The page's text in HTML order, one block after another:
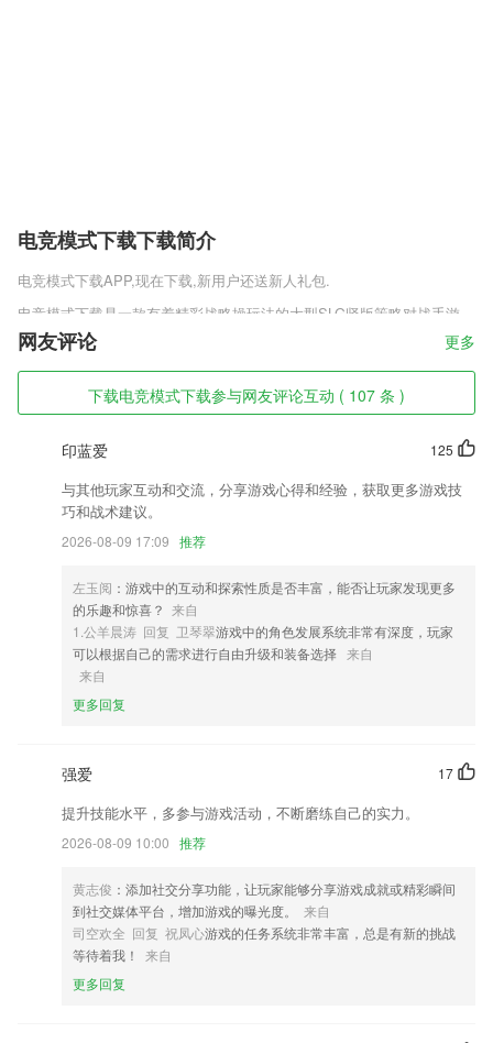
电竞模式下载下载简介
电竞模式下载APP,现在下载,新用户还送新人礼包.
电竞模式下载是一款有着精彩战略操玩法的大型SLG竖版策略对战手游，
在这里你的角色位置将会发生很大的改变，从一个平凡的普通人成为一名
超级厉害的大城皇帝，掌握万千官兵，还有来自于各个各个朝代的王侯将
相为你效力，通过你的全局操作让你的个人实力得到进化，提升你的掌控
4,适合初学者，中级，中级和中级以上水平；
5,出售价之间差距较大，商品利润比较丰厚；
6,【实用】肾病实用智能计算器：残余肾功能计算器、肌酐清除率计算
器、肾小球滤过率计算器
电竞模式下载软件优势
2.自定义课程提醒时间和作业提醒时间.
3.软件提供不同层次的词汇书，供不同层次的英语学习者选择。每本词典
中的单词和短语都已分类。
5.课文反复听，重点跟读，课文句子中英文对比复读，全面提升孩子的英
语口语。
6.教学设置的六个教学步骤环环相扣，由易到难，循序渐进，针对性地训
练儿童的听、说、读、写能力
网友评论 更多
下载电竞模式下载参与网友评论互动 ( 107 条 )
125
印蓝爱
与其他玩家互动和交流，分享游戏心得和经验，获取更多游戏技
巧和战术建议。
2026-08-09 17:09 推荐
左玉阅 ：游戏中的互动和探索性质是否丰富，能否让玩家发现更多
的乐趣和惊喜？ 来自
1.公羊晨涛 回复 卫琴翠游戏中的角色发展系统非常有深度，玩家
可以根据自己的需求进行自由升级和装备选择 来自
来自
更多回复
17
强爱
提升技能水平，多参与游戏活动，不断磨练自己的实力。
2026-08-09 10:00 推荐
黄志俊 ：添加社交分享功能，让玩家能够分享游戏成就或精彩瞬间
到社交媒体平台，增加游戏的曝光度。
来自
司空欢全 回复 祝凤心游戏的任务系统非常丰富，总是有新的挑战
等待着我！
来自
更多回复